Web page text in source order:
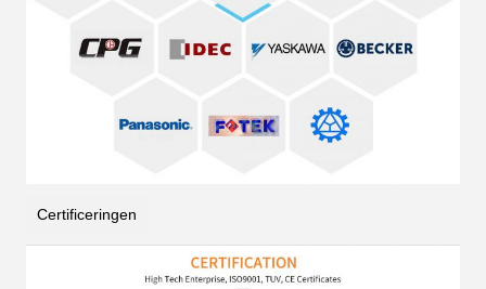
Certificeringen